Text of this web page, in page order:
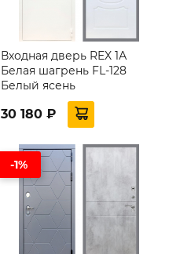
Входная дверь REX 1А
Белая шагрень FL-128
Белый ясень
30 180 ₽
-1%